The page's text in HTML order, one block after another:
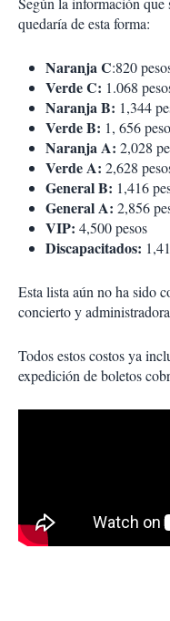
quedaría de esta forma:
Naranja C:820
Verde C: 1.068
Naranja B: 1,344
Verde B: 1, 656
Naranja A: 2,028
Verde A: 2,628
General B: 1,416
General A: 2,856
VIP: 4,500 pesos
Discapacitados:
Esta lista aún no ha sido
concierto y
Todos estos costos ya
expedición de boletos